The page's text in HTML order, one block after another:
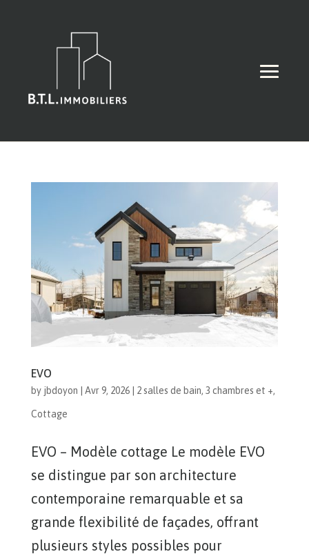
EVO
by jbdoyon Avr 9, 2026| 2 salles de bain, 3 chambres et +,
Cottage
EVO – Modèle cottage Le modèle EVO
se distingue par son architecture
contemporaine remarquable et sa
grande flexibilité de façades, offrant
plusieurs styles possibles pour